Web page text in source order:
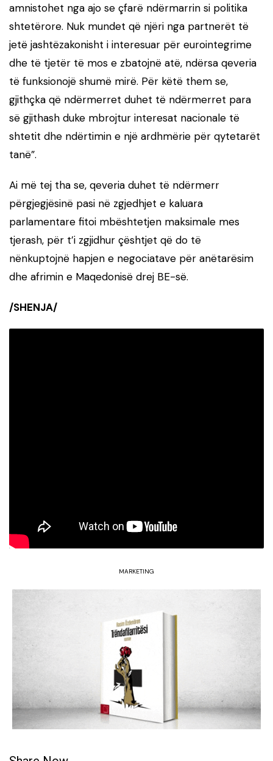
amnistohet nga ajo se çfarë ndërmarrin si politika
shtetërore. Nuk mundet që njëri nga partnerët të
jetë jashtëzakonisht i interesuar për eurointegrime
dhe të tjetër të mos e zbatojnë atë, ndërsa qeveria
të funksionojë shumë mirë. Për këtë them se,
gjithçka që ndërmerret duhet të ndërmerret para
së gjithash duke mbrojtur interesat nacionale të
shtetit dhe ndërtimin e një ardhmërie për qytetarët
tanë”.
Ai më tej tha se, qeveria duhet të ndërmerr
përgjegjësinë pasi në zgjedhjet e kaluara
parlamentare fitoi mbështetjen maksimale mes
tjerash, për t’i zgjidhur çështjet që do të
nënkuptojnë hapjen e negociatave për anëtarësim
dhe afrimin e Maqedonisë drej BE-së.
/SHENJA/
MARKETING